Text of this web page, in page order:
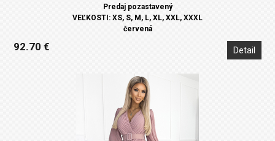
Predaj pozastavený
VEĽKOSTI: XS, S, M, L, XL, XXL, XXXL
červená
92.70 € Detail